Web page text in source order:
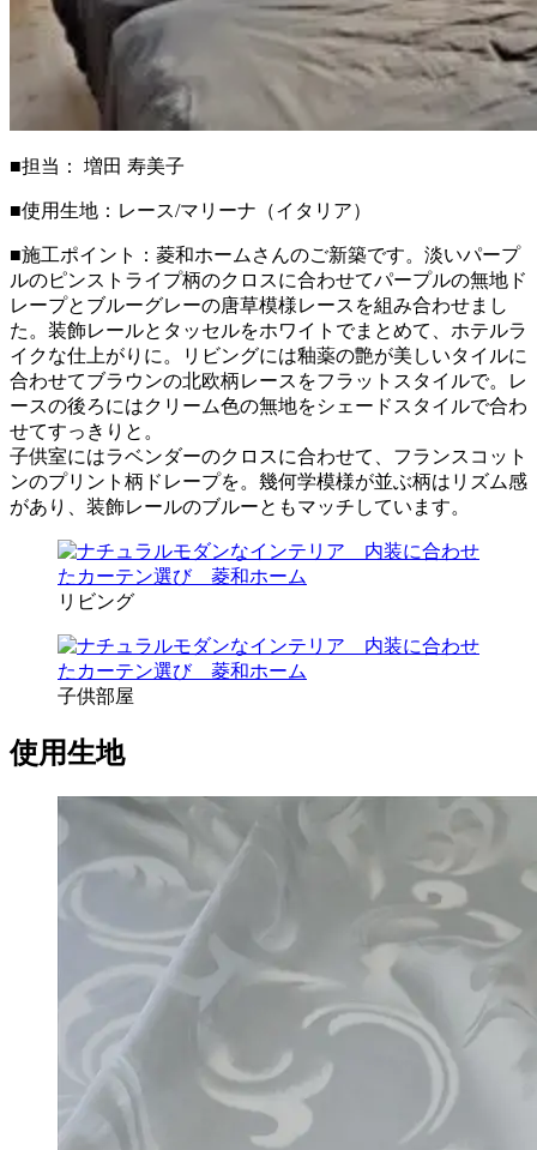
■担当： 増田 寿美子
■使用生地：レース/マリーナ（イタリア）
■施工ポイント：菱和ホームさんのご新築です。淡いパープ
ルのピンストライプ柄のクロスに合わせてパープルの無地ド
レープとブルーグレーの唐草模様レースを組み合わせまし
た。装飾レールとタッセルをホワイトでまとめて、ホテルラ
イクな仕上がりに。リビングには釉薬の艶が美しいタイルに
合わせてブラウンの北欧柄レースをフラットスタイルで。レ
ースの後ろにはクリーム色の無地をシェードスタイルで合わ
せてすっきりと。
子供室にはラベンダーのクロスに合わせて、フランスコット
ンのプリント柄ドレープを。幾何学模様が並ぶ柄はリズム感
があり、装飾レールのブルーともマッチしています。
リビング
子供部屋
使用生地